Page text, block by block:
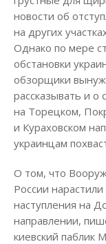
новости об
на других
Однако по мере
обстановки
обзорщики
рассказывать и о
на Торецком,
и Кураховском
украинцам
О том, что
России
наступления на
направлении,
киевский паблик